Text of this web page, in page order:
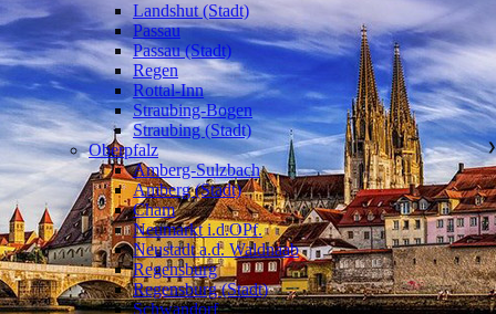
Landshut (Stadt)
Passau
Passau (Stadt)
Regen
Rottal-Inn
Straubing-Bogen
Straubing (Stadt)
Oberpfalz
❯
Amberg-Sulzbach
Amberg (Stadt)
Cham
Neumarkt i.d.OPf.
Neustadt a.d. Waldnaab
Regensburg
Regensburg (Stadt)
Schwandorf